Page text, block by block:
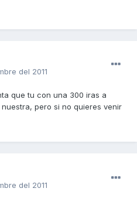
del 2011
que tu con una 300 iras a
pero si no quieres venir
del 2011